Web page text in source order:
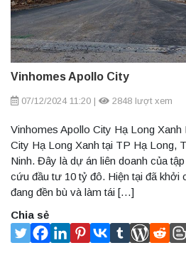
Vinhomes Apollo City
07/12/2024 11:20 | 2848 lượt xem
Vinhomes Apollo City Hạ Long
City Hạ Long Xanh tại TP Hạ Long,
Ninh. Đây là dự án liên doanh của
cứu đầu tư 10 tỷ đô. Hiện tại đã khởi
đang đền bù và làm tái […]
Chia sẻ